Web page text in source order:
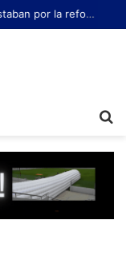
Brutal represión contra quienes protestaban por la reforma laboral de Milei